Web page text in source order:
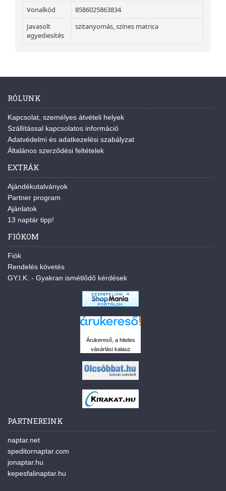
Vonalkód
8586025863834
Javasolt
egyediesítés
szitanyomás, színes matrica
RÓLUNK
Kapcsolat, személyes átvételi helyek
Szállítással kapcsolatos információ
Adatvédelmi és adatkezelési szabályzat
Általános szerződési feltételek
EXTRÁK
Ajándékutalványok
Partner program
Ajánlatok
13 naptár tipp!
FIÓKOM
Fiók
Rendelés követés
GY.I.K. - Gyakran ismétlődő kérdések
Árukereső, a hiteles
vásárlási kalauz
PARTNEREINK
naptar.net
speditornaptar.com
jonaptar.hu
kepesfalinaptar.hu